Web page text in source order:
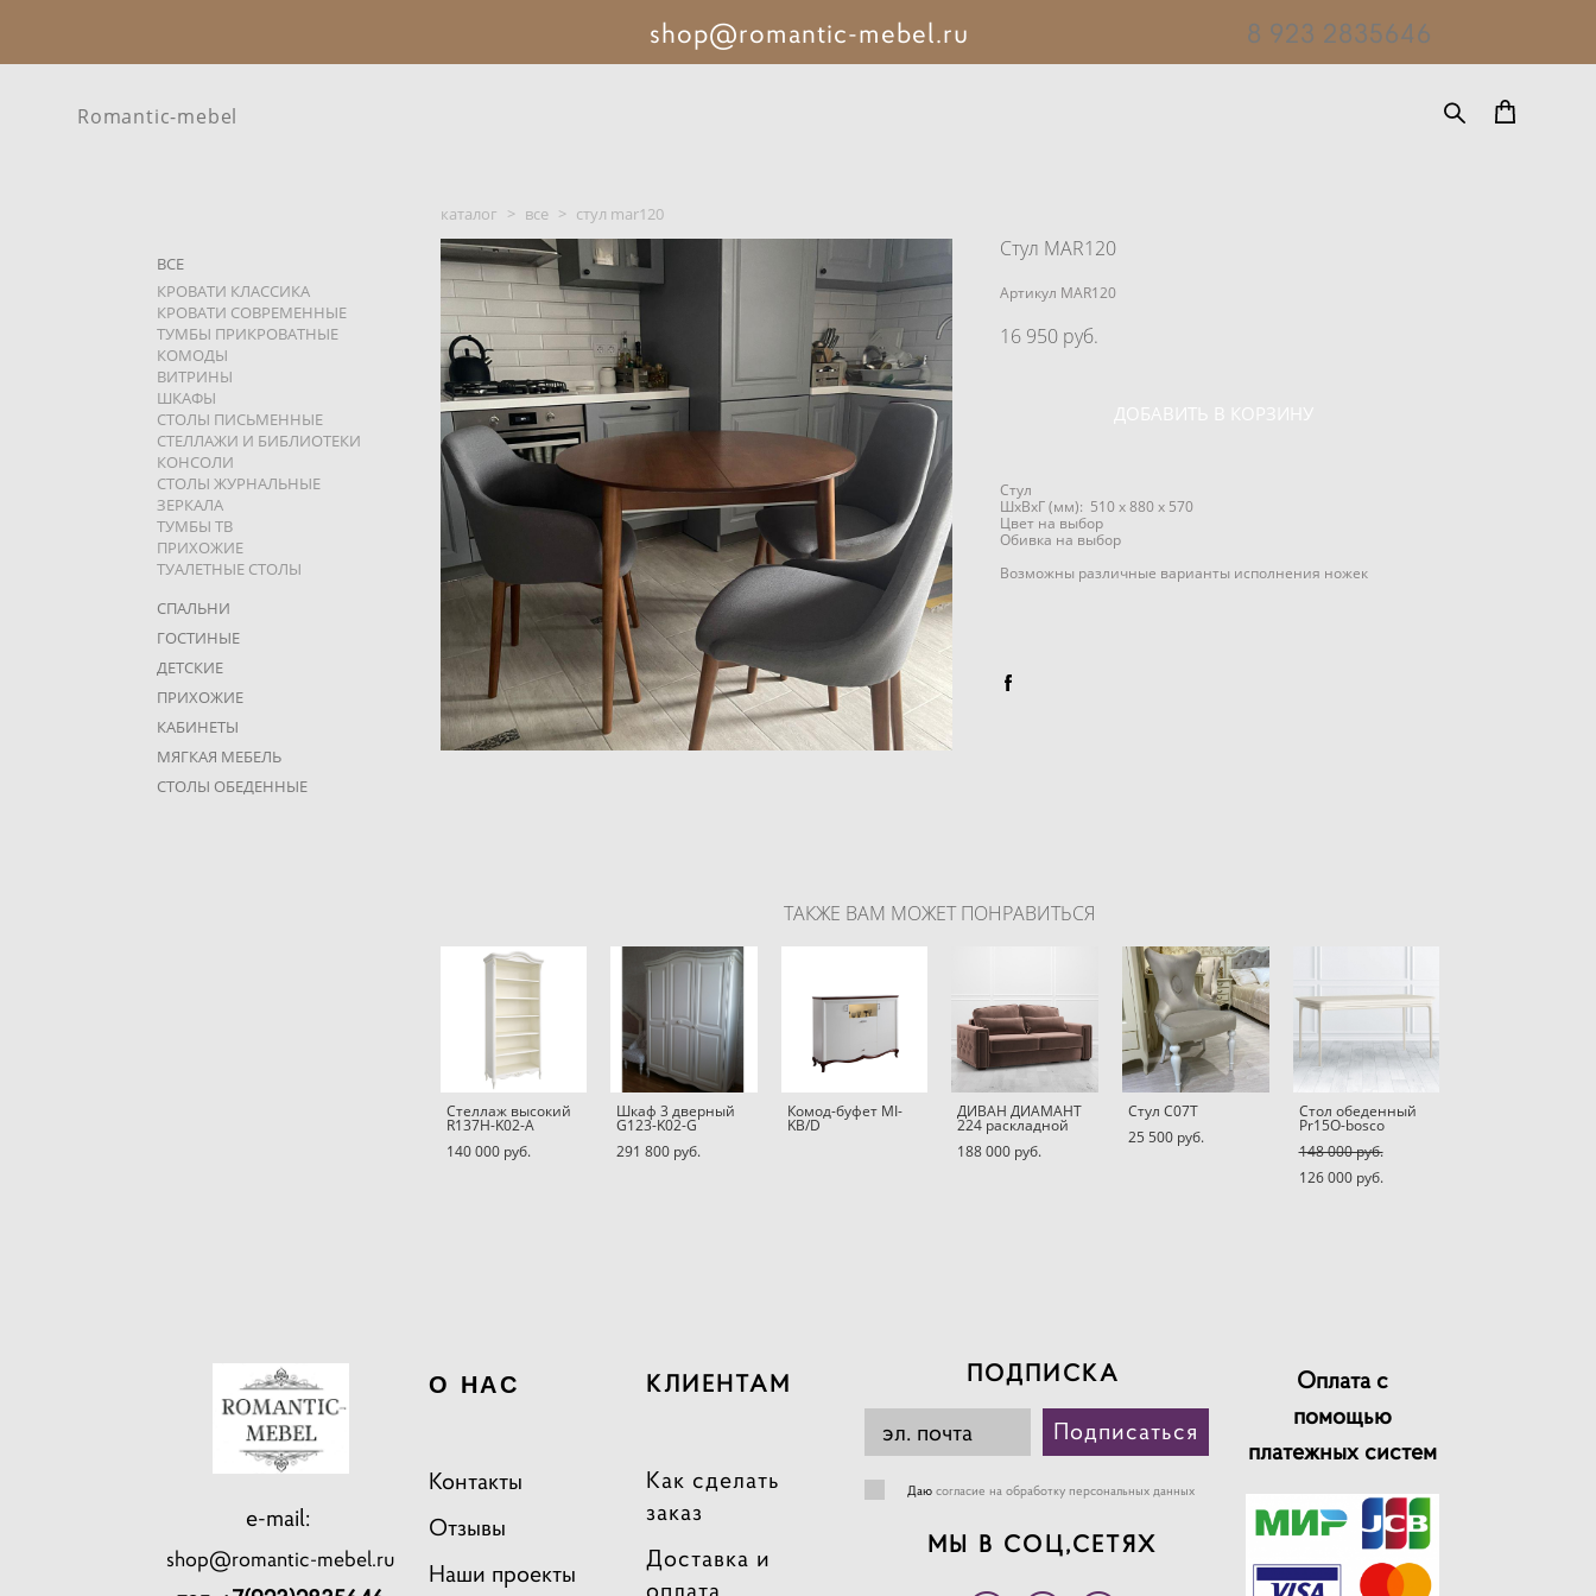
shop@romantic-mebel.ru 8 923 2835646
Romantic-mebel
ВСЕ
КРОВАТИ КЛАССИКА
КРОВАТИ СОВРЕМЕННЫЕ
ТУМБЫ ПРИКРОВАТНЫЕ
КОМОДЫ
ВИТРИНЫ
ШКАФЫ
СТОЛЫ ПИСЬМЕННЫЕ
СТЕЛЛАЖИ И БИБЛИОТЕКИ
КОНСОЛИ
СТОЛЫ ЖУРНАЛЬНЫЕ
ЗЕРКАЛА
ТУМБЫ ТВ
ПРИХОЖИЕ
ТУАЛЕТНЫЕ СТОЛЫ
СПАЛЬНИ
ГОСТИНЫЕ
ДЕТСКИЕ
ПРИХОЖИЕ
КАБИНЕТЫ
МЯГКАЯ МЕБЕЛЬ
СТОЛЫ ОБЕДЕННЫЕ
каталог > все > стул mar120
Стул MAR120
Артикул MAR120
16 950 pуб.
ДОБАВИТЬ В КОРЗИНУ
Стул
ШxВxГ (мм): 510 x 880 x 570
Цвет на выбор
Обивка на выбор
Возможны различные варианты исполнения ножек
ТАКЖЕ ВАМ МОЖЕТ ПОНРАВИТЬСЯ
Стеллаж высокий
R137H-K02-A
140 000 pуб.
Шкаф 3 дверный
G123-K02-G
291 800 pуб.
Комод-буфет MI-
KB/D
ДИВАН ДИАМАНТ
224 раскладной
188 000 pуб.
Стул C07T
25 500 pуб.
Стол обеденный
Pr15O-bosco
148 000 pуб.
126 000 pуб.
e-mail:
shop@romantic-mebel.ru
О НАС
Контакты
Отзывы
Наши проекты
КЛИЕНТАМ
Как сделать
заказ
Доставка и
ПОДПИСКА
Подписаться
Даю согласие на обработку персональных данных
МЫ В СОЦ,СЕТЯХ
Оплата с
помощью
платежных систем